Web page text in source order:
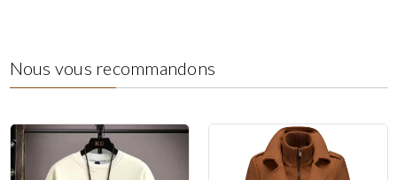
Nous vous recommandons